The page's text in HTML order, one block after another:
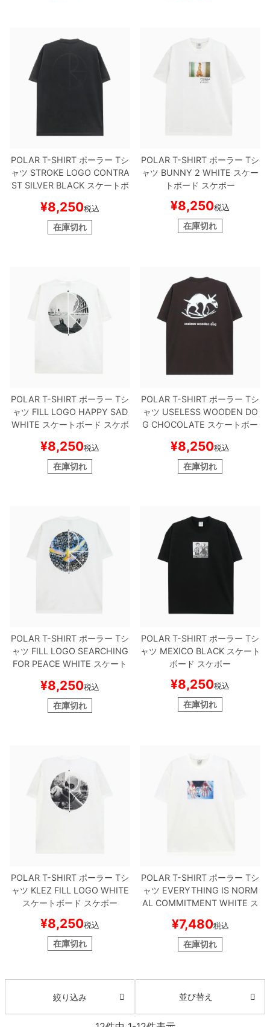
POLAR T-SHIRT ポーラー Tシ
ャツ STROKE LOGO CONTRA
STSILVER BLACKスケートボ
¥8,250税込
在庫切れ
POLAR T-SHIRT ポーラー Tシ
ャツ BUNNY 2 WHITE スケー
トボード スケボー
¥8,250税込
在庫切れ
POLAR T-SHIRT ポーラー Tシ
ャツ FILL LOGO HAPPY SAD
WHITE スケートボード スケボ
¥8,250税込
在庫切れ
POLAR T-SHIRT ポーラー Tシ
ャツ USELESS WOODEN DO
G CHOCOLATE スケートボー
¥8,250税込
在庫切れ
POLAR T-SHIRT ポーラー Tシ
ャツ FILL LOGO SEARCHING
FOR PEACE WHITE スケート
¥8,250税込
在庫切れ
POLAR T-SHIRT ポーラー Tシ
ャツ MEXICO BLACKスケート
ボード スケボー
¥8,250税込
在庫切れ
POLAR T-SHIRT ポーラー Tシ
ャツ KLEZ FILL LOGO WHITE
スケートボード スケボー
¥8,250税込
在庫切れ
POLAR T-SHIRT ポーラー Tシ
ャツ EVERYTHING IS NORM
AL COMMITMENTWHITE ス
¥7,480税込
在庫切れ
絞り込み 並び替え
シェイプデッキ